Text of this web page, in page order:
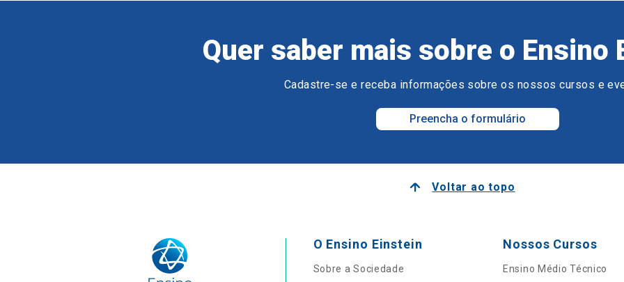
Quer saber mais sobre o Ensino
Cadastre-se e receba informações sobre os nossos cursos e
Preencha o formulário
Voltar ao topo
O Ensino Einstein
Sobre a Sociedade
Nossos Cursos
Ensino Médio Técnico